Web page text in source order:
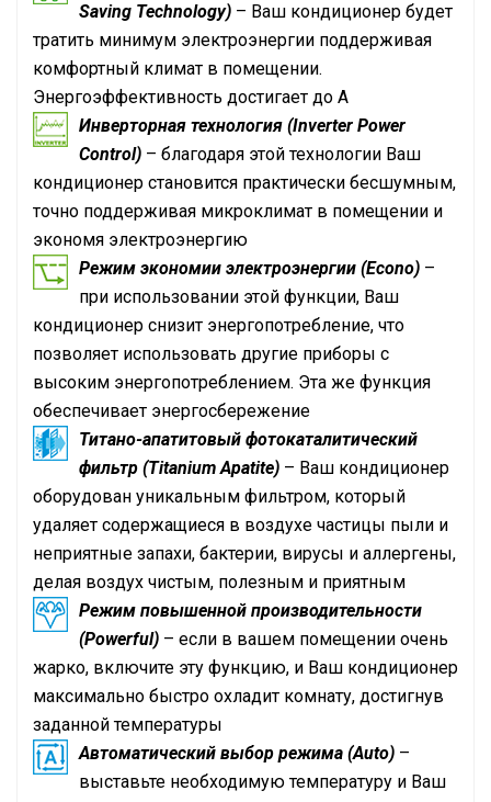
Saving Technology) – Ваш кондиционер будет
тратить минимум электроэнергии поддерживая
комфортный климат в помещении.
Энергоэффективность достигает до А
Инверторная технология (Inverter Power
Control) – благодаря этой технологии Ваш
кондиционер становится практически бесшумным,
точно поддерживая микроклимат в помещении и
экономя электроэнергию
Режим экономии электроэнергии (Econo) –
при использовании этой функции, Ваш
кондиционер снизит энергопотребление, что
позволяет использовать другие приборы с
высоким энергопотреблением. Эта же функция
обеспечивает энергосбережение
Титано-апатитовый фотокаталитический
фильтр (Titanium Apatite) – Ваш кондиционер
оборудован уникальным фильтром, который
удаляет содержащиеся в воздухе частицы пыли и
неприятные запахи, бактерии, вирусы и аллергены,
делая воздух чистым, полезным и приятным
Режим повышенной производительности
(Powerful) – если в вашем помещении очень
жарко, включите эту функцию, и Ваш кондиционер
максимально быстро охладит комнату, достигнув
заданной температуры
Автоматический выбор режима (Auto) –
выставьте необходимую температуру и Ваш